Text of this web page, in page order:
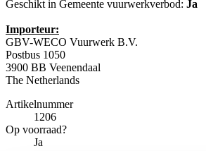
Geschikt in Gemeente vuurwerkverbod: Ja
Importeur:
GBV-WECO Vuurwerk B.V.
Postbus 1050
3900 BB Veenendaal
The Netherlands
Artikelnummer
1206
Op voorraad?
Ja